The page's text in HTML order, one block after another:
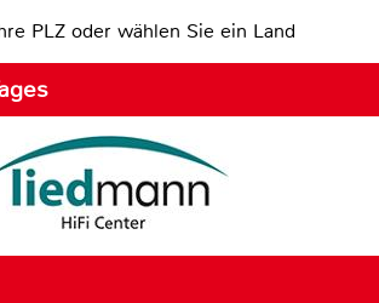
PLZ oder wählen Sie ein Land